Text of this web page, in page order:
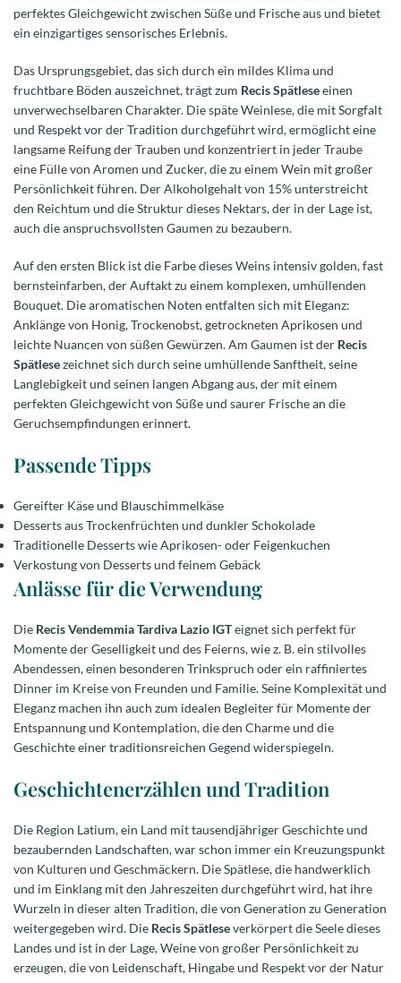
perfektes Gleichgewicht zwischen Süße und Frische aus und bietet
ein einzigartiges sensorisches Erlebnis.
Das Ursprungsgebiet, das sich durch ein mildes Klima und
fruchtbare Böden auszeichnet, trägt zum Recis Spätleseeinen
unverwechselbaren Charakter. Die späte Weinlese, die mit Sorgfalt
und Respekt vor der Tradition durchgeführt wird, ermöglicht eine
langsame Reifung der Trauben und konzentriert in jeder Traube
eine Fülle von Aromen und Zucker, die zu einem Wein mit großer
Persönlichkeit führen. Der Alkoholgehalt von 15% unterstreicht
den Reichtum und die Struktur dieses Nektars, der in der Lage ist,
auch die anspruchsvollsten Gaumen zu bezaubern.
Auf den ersten Blick ist die Farbe dieses Weins intensiv golden, fast
bernsteinfarben, der Auftakt zu einem komplexen, umhüllenden
Bouquet. Die aromatischen Noten entfalten sich mit Eleganz:
Anklänge von Honig, Trockenobst, getrockneten Aprikosen und
leichte Nuancen von süßen Gewürzen. Am Gaumen ist der Recis
Spätlesezeichnet sich durch seine umhüllende Sanftheit, seine
Langlebigkeit und seinen langen Abgang aus, der mit einem
perfekten Gleichgewicht von Süße und saurer Frische an die
Geruchsempfindungen erinnert.
Passende Tipps
Gereifter Käse und Blauschimmelkäse
Desserts aus Trockenfrüchten und dunkler Schokolade
Traditionelle Desserts wie Aprikosen- oder Feigenkuchen
Verkostung von Desserts und feinem Gebäck
Anlässe für die Verwendung
Die Recis Vendemmia Tardiva Lazio IGTeignet sich perfekt für
Momente der Geselligkeit und des Feierns, wie z. B. ein stilvolles
Abendessen, einen besonderen Trinkspruch oder ein raffiniertes
Dinner im Kreise von Freunden und Familie. Seine Komplexität und
Eleganz machen ihn auch zum idealen Begleiter für Momente der
Entspannung und Kontemplation, die den Charme und die
Geschichte einer traditionsreichen Gegend widerspiegeln.
Geschichtenerzählen und Tradition
Die Region Latium, ein Land mit tausendjähriger Geschichte und
bezaubernden Landschaften, war schon immer ein Kreuzungspunkt
von Kulturen und Geschmäckern. Die Spätlese, die handwerklich
und im Einklang mit den Jahreszeiten durchgeführt wird, hat ihre
Wurzeln in dieser alten Tradition, die von Generation zu Generation
weitergegeben wird. Die Recis Spätleseverkörpert die Seele dieses
Landes und ist in der Lage, Weine von großer Persönlichkeit zu
erzeugen, die von Leidenschaft, Hingabe und Respekt vor der Natur